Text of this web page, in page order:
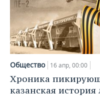
Общество 16 апр, 00:00
Хроника
казанская